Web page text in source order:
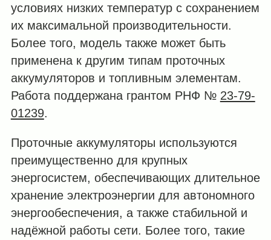
условиях низких температур с сохранением
их максимальной производительности.
Более того, модель также может быть
применена к другим типам проточных
аккумуляторов и топливным элементам.
Работа поддержана грантом РНФ № 23-79-
01239.
Проточные аккумуляторы используются
преимущественно для крупных
энергосистем, обеспечивающих длительное
хранение электроэнергии для автономного
энергообеспечения, а также стабильной и
надёжной работы сети. Более того, такие